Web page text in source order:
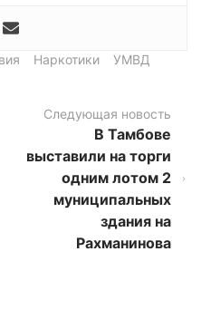
Наркотики УМВД
Следующая новость
В Тамбове
выставили на торги
одним лотом 2
муниципальных
здания на
Рахманинова